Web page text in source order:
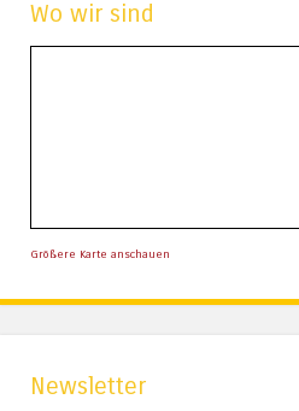
Wo wir sind
Größere Karte anschauen
Newsletter